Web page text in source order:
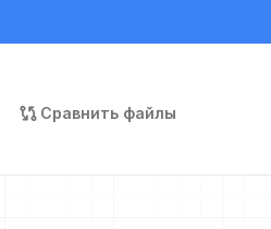
Сравнить файлы